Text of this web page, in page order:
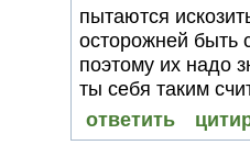
пытаются
осторожней быть
поэтому их надо
ты себя таким
ответить